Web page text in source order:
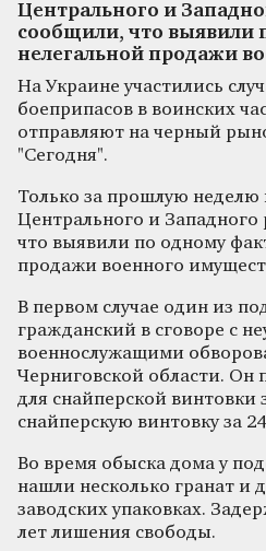
Центрального и
сообщили, что выявили
нелегальной продажи
На Украине участились
боеприпасов в воинских
отправляют на черный
"Сегодня".
Только за прошлую неделю
Центрального и
что выявили по одному
продажи военного
В первом случае один из
гражданский в сговоре с
военнослужащими
Черниговской области. Он
для снайперской винтовки
снайперскую винтовку за
Во время обыска дома у
нашли несколько гранат и
заводских упаковках.
лет лишения свободы.